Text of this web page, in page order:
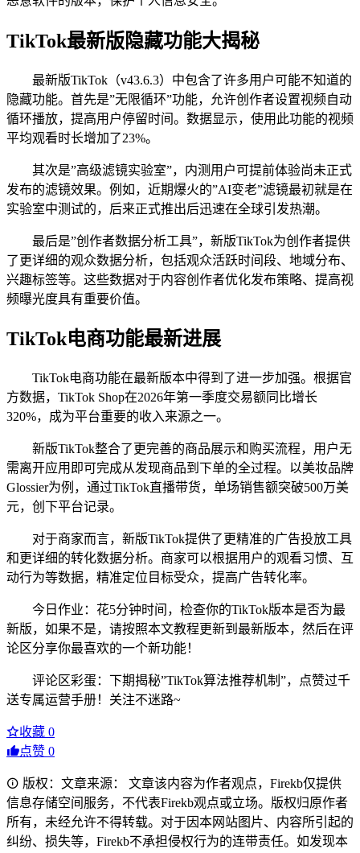
TikTok最新版隐藏功能大揭秘
最新版TikTok（v43.6.3）中包含了许多用户可能不知道的
隐藏功能。首先是”无限循环”功能，允许创作者设置视频自动
循环播放，提高用户停留时间。数据显示，使用此功能的视频
平均观看时长增加了23%。
其次是”高级滤镜实验室”，内测用户可提前体验尚未正式
发布的滤镜效果。例如，近期爆火的”AI变老”滤镜最初就是在
实验室中测试的，后来正式推出后迅速在全球引发热潮。
最后是”创作者数据分析工具”，新版TikTok为创作者提供
了更详细的观众数据分析，包括观众活跃时间段、地域分布、
兴趣标签等。这些数据对于内容创作者优化发布策略、提高视
频曝光度具有重要价值。
TikTok电商功能最新进展
TikTok电商功能在最新版本中得到了进一步加强。根据官
方数据，TikTok Shop在2026年第一季度交易额同比增长
320%，成为平台重要的收入来源之一。
新版TikTok整合了更完善的商品展示和购买流程，用户无
需离开应用即可完成从发现商品到下单的全过程。以美妆品牌
Glossier为例，通过TikTok直播带货，单场销售额突破500万美
元，创下平台记录。
对于商家而言，新版TikTok提供了更精准的广告投放工具
和更详细的转化数据分析。商家可以根据用户的观看习惯、互
动行为等数据，精准定位目标受众，提高广告转化率。
今日作业：花5分钟时间，检查你的TikTok版本是否为最
新版，如果不是，请按照本文教程更新到最新版本，然后在评
论区分享你最喜欢的一个新功能！
评论区彩蛋：下期揭秘”TikTok算法推荐机制”，点赞过千
送专属运营手册！关注不迷路~
收藏 0
点赞 0
版权：文章来源： 文章该内容为作者观点，Firekb仅提供
信息存储空间服务，不代表Firekb观点或立场。版权归原作者
所有，未经允许不得转载。对于因本网站图片、内容所引起的
纠纷、损失等，Firekb不承担侵权行为的连带责任。如发现本